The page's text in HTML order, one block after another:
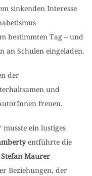
sinkenden Interesse
bestimmten Tag – und
an Schulen eingeladen.
der
und
freuen.
ein lustiges
entführte die
Stefan Maurer
Beziehungen, der